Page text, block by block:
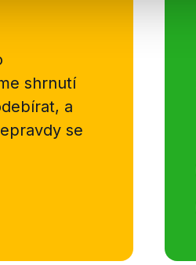
shrnutí
a
se